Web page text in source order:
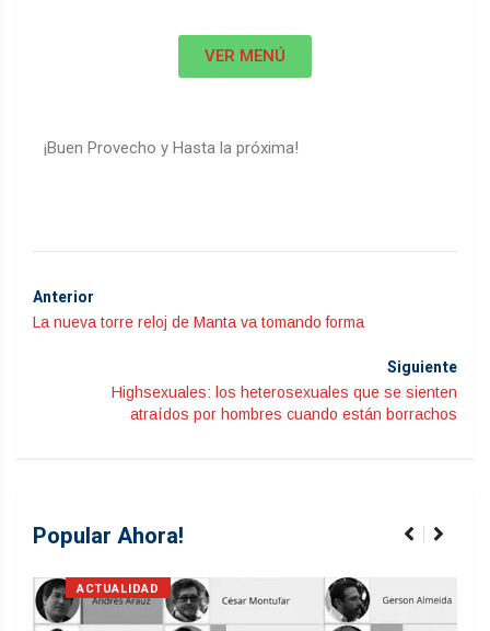
VER MENÚ
¡Buen Provecho y Hasta la próxima!
Anterior
La nueva torre reloj de Manta va tomando forma
Siguiente
Highsexuales: los heterosexuales que se sienten
atraídos por hombres cuando están borrachos
Popular Ahora!
ACTUALIDAD